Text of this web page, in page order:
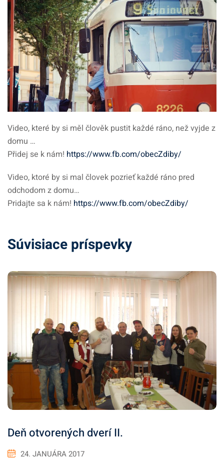
Video, které by si měl člověk pustit každé ráno, než vyjde z
domu …
Přidej se k nám! https://www.fb.com/obecZdiby/
Video, ktoré by si mal človek pozrieť každé ráno pred
odchodom z domu…
Pridajte sa k nám! https://www.fb.com/obecZdiby/
Súvisiace príspevky
Deň otvorených dverí II.
24. JANUÁRA 2017